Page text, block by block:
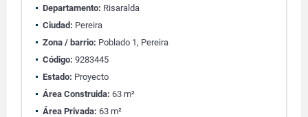
Departamento: Risaralda
Ciudad: Pereira
Zona / barrio: Poblado 1, Pereira
Código: 9283445
Estado: Proyecto
Área Construida: 63 m²
Área Privada: 63 m²